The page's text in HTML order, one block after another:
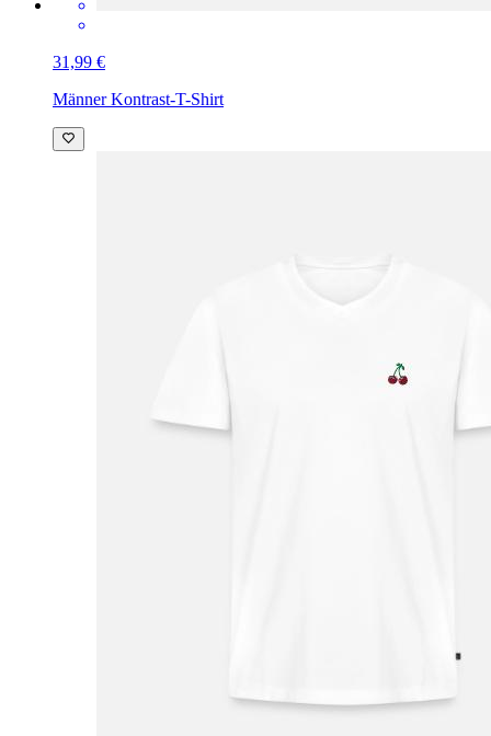
31,99 €
Männer Kontrast-T-Shirt